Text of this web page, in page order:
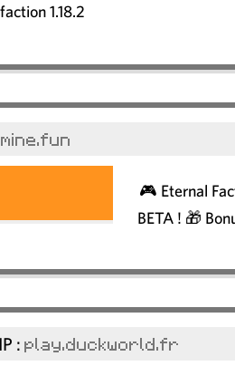
1.18.2
🎮 Eternal
BETA ! 🎁
IP : play.duckworld.fr